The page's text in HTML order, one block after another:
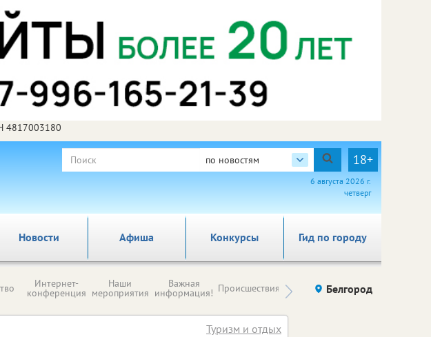
4817003180
по новостям 18+
6 августа 2026 г.
четверг
Новости Афиша Гид по городу
Конкурсы
Интернет-
конференция
Наши
мероприятия
Важная
информация! Происшествия Здоровье компаний (на
правах
Белгород
Туризм и отдых